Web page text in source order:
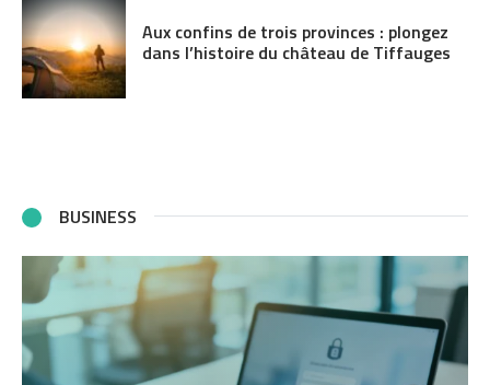
Aux confins de trois provinces : plongez
dans l’histoire du château de Tiffauges
BUSINESS